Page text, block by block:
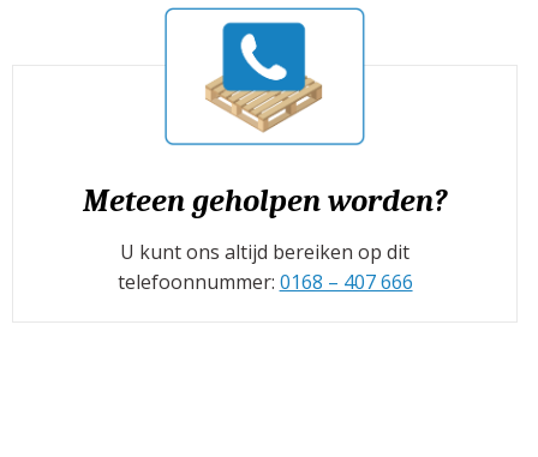
Meteen geholpen worden?
U kunt ons altijd bereiken op dit
telefoonnummer: 0168 – 407 666